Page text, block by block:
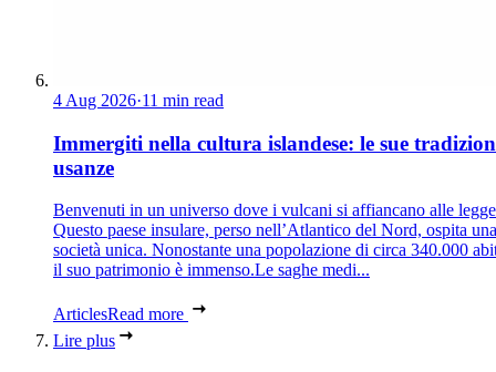
4 Aug 2026·11 min read
Immergiti nella cultura islandese: le sue
usanze
Benvenuti in un universo dove i vulcani si affiancano alle
Questo paese insulare, perso nell’Atlantico del Nord, ospita una
società unica. Nonostante una popolazione di circa 340.000
il suo patrimonio è immenso.Le saghe medi...
ArticlesRead more
Lire plus